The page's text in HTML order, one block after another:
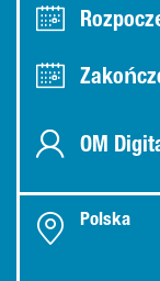
OM
Polska